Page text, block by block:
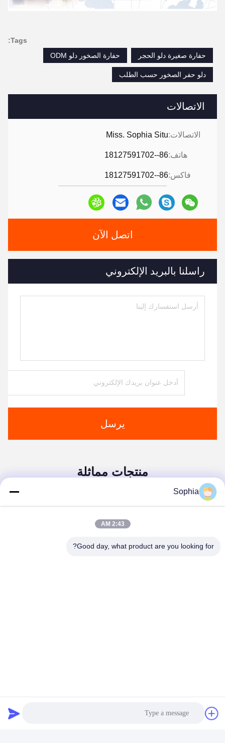
الاتصالات
الاتصالات:Miss. Sophia Situ
هاتف:86--18127591702
فاكس:86--18127591702
اتصل الآن
راسلنا بالبريد الإلكتروني
يرسل
Tags:
حفارة صغيرة دلو الحجر
حفارة الصخور دلو ODM
دلو حفر الصخور حسب الطلب
منتجات مماثلة
Kaiping Zhonghe Machinery Manufacturing
Sophia
2:43 AM
Good day, what product are you looking for?